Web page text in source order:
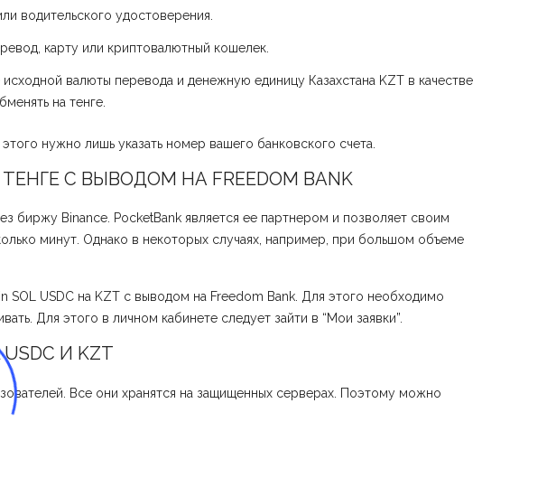
водительского удостоверения.
карту или криптовалютный кошелек.
валюты перевода и денежную единицу Казахстана KZT в качестве
на тенге.
нужно лишь указать номер вашего банковского счета.
С ВЫВОДОМ НА FREEDOM BANK
биржу Binance. PocketBank является ее партнером и позволяет своим
минут. Однако в некоторых случаях, например, при большом объеме
SOL USDC на KZT с выводом на Freedom Bank. Для этого необходимо
Для этого в личном кабинете следует зайти в “Мои заявки”.
И KZT
Все они хранятся на защищенных серверах. Поэтому можно